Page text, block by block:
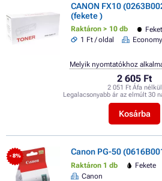
CANON FX10
(fekete )
Raktáron > 10 db
1 Ft / oldal
Economy
2 605 Ft
2 051 Ft Áfa nélkül
Legalacsonyabb ár az elmúlt 30
Kosárba
Melyik nyomtatókhoz
- 8% Canon PG-50
Raktáron 1 db Fekete
Canon